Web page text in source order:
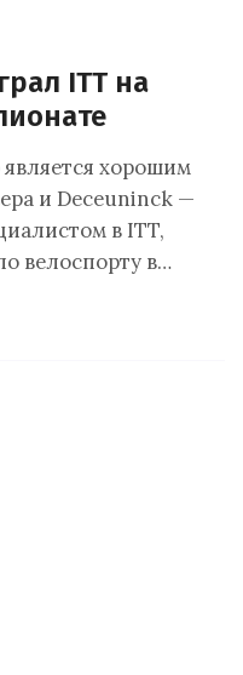
ITT на
является хорошим
и Deceuninck —
в ITT,
велоспорту в…